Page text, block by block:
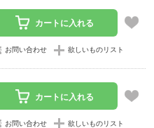
カートに入れる
お問い合わせ 欲しいものリスト
カートに入れる
お問い合わせ 欲しいものリスト